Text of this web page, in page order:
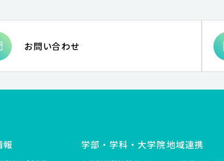
お問い合わせ
報 学部・学科・大学院地域連携